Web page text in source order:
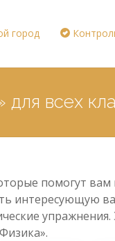
город
всех
помогут
интересующую
упражнения.